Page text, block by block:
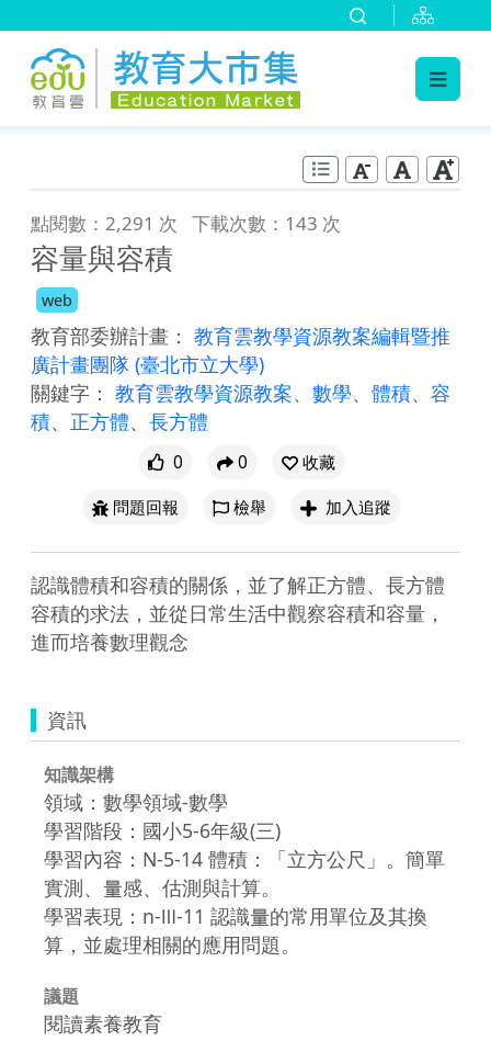
點閱數：2,291 次 下載次數：143 次
容量與容積
web
教育部委辦計畫： 教育雲教學資源教案編輯暨推
廣計畫團隊 (臺北市立大學)
關鍵字： 教育雲教學資源教案、 數學、 體積、 容
積、 正方體、 長方體
0 0
收藏
問題回報
檢舉 加入追蹤
認識體積和容積的關係，並了解正方體、長方體
容積的求法，並從日常生活中觀察容積和容量，
進而培養數理觀念
資訊
知識架構
領域：數學領域-數學
學習階段：國小5-6年級(三)
學習內容：N-5-14 體積：「立方公尺」。簡單
實測、量感、估測與計算。
學習表現：n-Ⅲ-11 認識量的常用單位及其換
算，並處理相關的應用問題。
議題
閱讀素養教育